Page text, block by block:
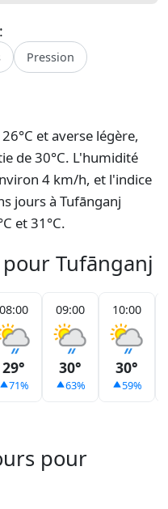
Pression
et averse légère,
de 30°C. L'humidité
4 km/h, et l'indice
jours à Tufānganj
et 31°C.
Tufānganj
08:00
29°
71%
09:00
30°
63%
10:00
30°
59%
pour